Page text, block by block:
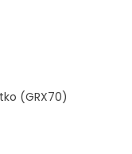
(GRX70)